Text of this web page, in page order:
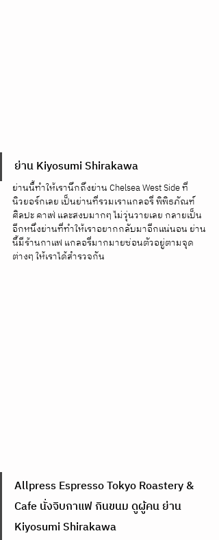
ย่าน Kiyosumi Shirakawa
ย่านนี้ทำให้เรานึกถึงย่าน Chelsea West Side ที่
นิวยอร์กเลย เป็นย่านที่รวมเราแกลอรี่ พิพิธภัณฑ์
ศิลปะ คาเฟ่ และสงบมากๆ ไม่วุ่นวายเลย กลายเป็น
อีกหนึ่งย่านที่ทำให้เราอยากกลับมาอีกแน่นอน ย่าน
นี้มีร้านกาแฟ แกลอรี่มากมายซ่อนตัวอยู่ตามจุด
ต่างๆ ให้เราได้สำรวจกัน
Allpress Espresso Tokyo Roastery &
Cafe นั่งจิบกาแฟ กินขนม ดูผู้คน ย่าน
Kiyosumi Shirakawa